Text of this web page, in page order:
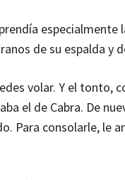
especialmente
de su espalda y
volar. Y el tonto,
el de Cabra. De
Para consolarle, le